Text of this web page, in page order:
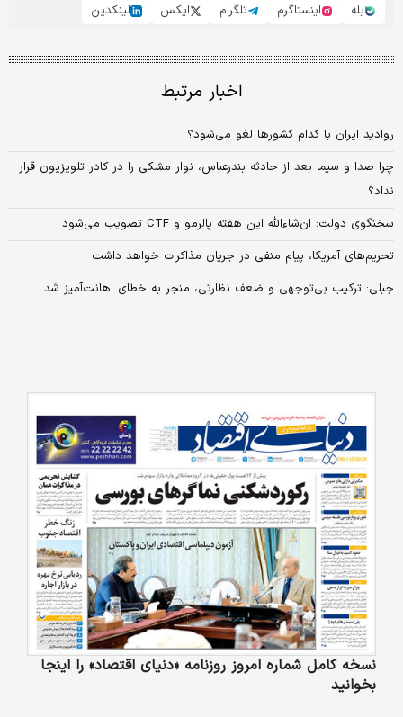
بله
اینستاگرم تلگرام ایکس لینکدین
اخبار مرتبط
روادید ایران با کدام کشورها لغو می‌شود؟
چرا صدا و سیما بعد از حادثه بندرعباس، نوار مشکی را در کادر تلویزیون قرار
نداد؟
سخنگوی دولت: ان‌شاء‌الله این هفته پالرمو و CTF تصویب می‌شود
تحریم‌های آمریکا، پیام منفی در جریان مذاکرات خواهد داشت
جبلی: ترکیب بی‌توجهی و ضعف نظارتی، منجر به خطای اهانت‌آمیز شد
نسخه کامل شماره امروز روزنامه «دنیای‌ اقتصاد» را اینجا
بخوانید